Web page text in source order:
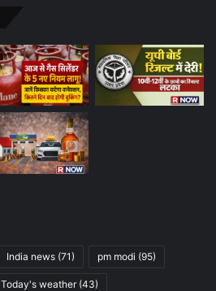
India news (71) pm modi (95)
Today's weather(43)